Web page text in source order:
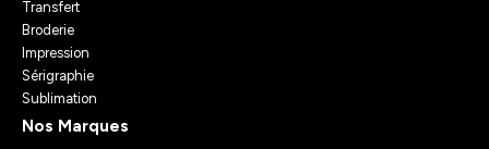
Transfert
Broderie
Impression
Sérigraphie
Sublimation
Nos Marques